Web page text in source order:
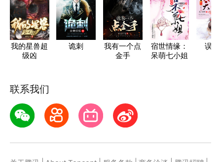
我的星兽超
级凶
诡刺
我有一个点
金手
宿世情缘：
呆萌七小姐
误
联系我们